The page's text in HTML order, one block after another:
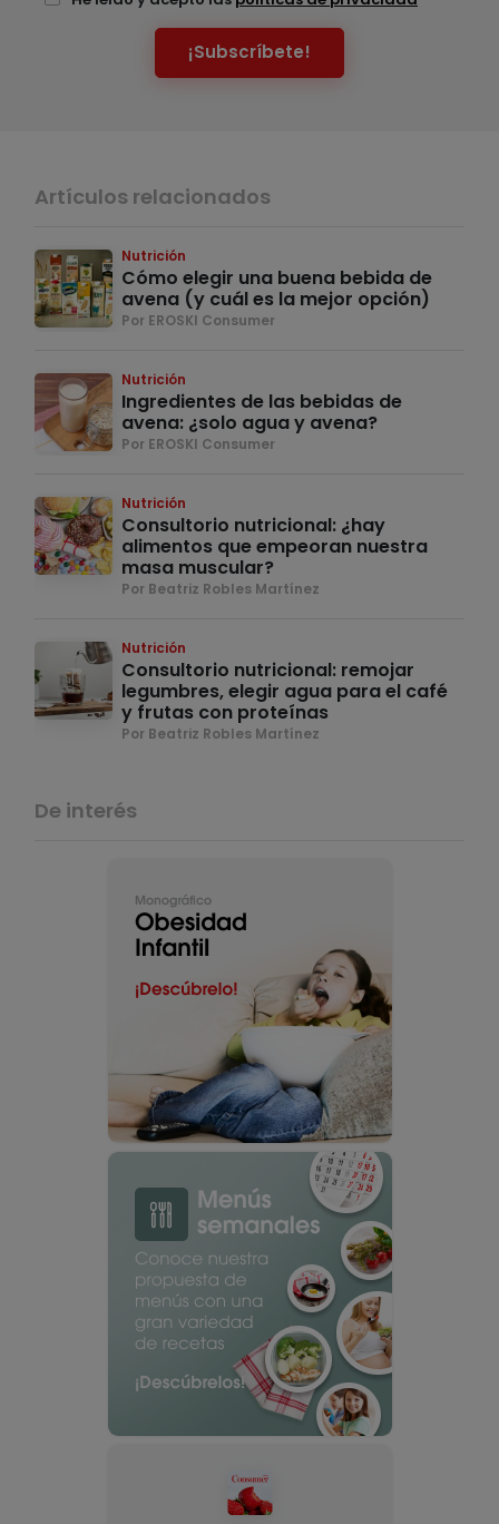
¡Subscríbete!
Artículos relacionados
Nutrición
Cómo elegir una buena bebida de
avena (y cuál es la mejor opción)
Por EROSKI Consumer
Nutrición
Ingredientes de las bebidas de
avena: ¿solo agua y avena?
Por EROSKI Consumer
Nutrición
Consultorio nutricional: ¿hay
alimentos que empeoran nuestra
masa muscular?
Por Beatriz Robles Martínez
Nutrición
Consultorio nutricional: remojar
legumbres, elegir agua para el café
y frutas con proteínas
Por Beatriz Robles Martínez
De interés